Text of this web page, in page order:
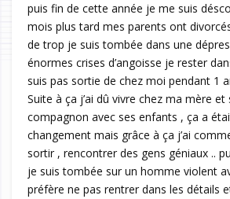
puis fin de cette année je me suis
mois plus tard mes parents ont
de trop je suis tombée dans une
énormes crises d’angoisse je rester
suis pas sortie de chez moi pendant 1
Suite à ça j’ai dû vivre chez ma mère
compagnon avec ses enfants , ça a
changement mais grâce à ça j’ai
sortir , rencontrer des gens géniaux ..
je suis tombée sur un homme violent
préfère ne pas rentrer dans les détails